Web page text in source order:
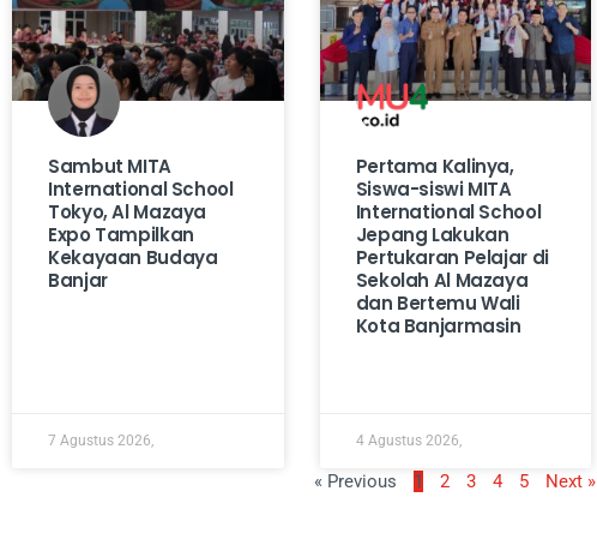
Sambut MITA
International School
Tokyo, Al Mazaya
Expo Tampilkan
Kekayaan Budaya
Banjar
7 Agustus 2026,
Pertama Kalinya,
Siswa-siswi MITA
International School
Jepang Lakukan
Pertukaran Pelajar di
Sekolah Al Mazaya
dan Bertemu Wali
Kota Banjarmasin
4 Agustus 2026,
« Previous 1 2 3 4 5 Next »